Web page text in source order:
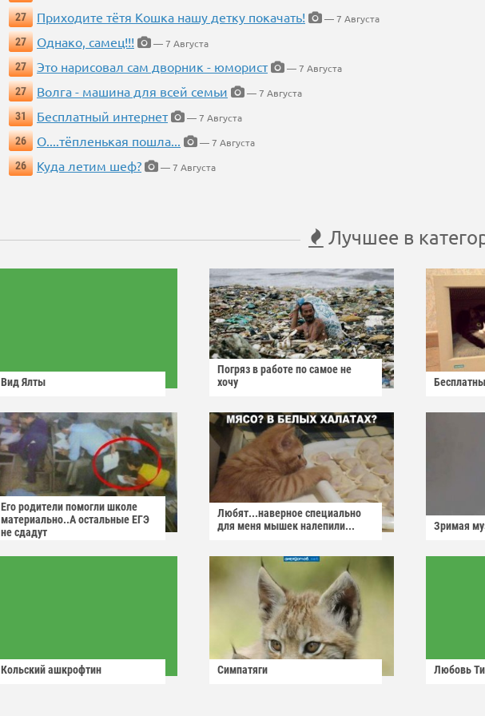
27
Приходите тётя Кошка нашу детку покачать!
— 7 Августа
27
Однако, самец!!!
— 7 Августа
27
Это нарисовал сам дворник - юморист
— 7 Августа
27
Волга - машина для всей семьи
— 7 Августа
31
Бесплатный интернет
— 7 Августа
26
О....тёпленькая пошла...
— 7 Августа
26
Куда летим шеф? — 7 Августа
Лучшее в
Вид Ялты
Погряз в работе по самое не
хочу
Его родители помогли школе
материально..А остальные ЕГЭ
не сдадут
Любят...наверное специально
для меня мышек налепили...
Зримая
Кольский ашкрофтин Симпатяги Любовь